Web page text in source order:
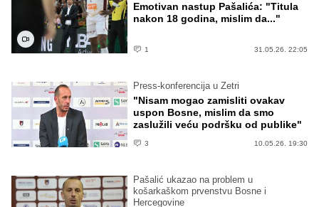
Emotivan nastup Pašalića: "Titula
nakon 18 godina, mislim da..."
1 31.05.26. 22:05
Press-konferencija u Zetri
"Nisam mogao zamisliti ovakav
uspon Bosne, mislim da smo
zaslužili veću podršku od publike"
3 10.05.26. 19:30
Pašalić ukazao na problem u
košarkaškom prvenstvu Bosne i
Hercegovine